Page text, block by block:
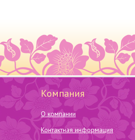
Компания
О компании
Контактная информация